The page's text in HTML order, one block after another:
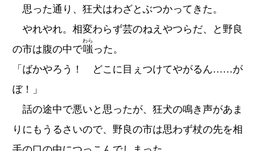
思った通り、狂犬はわざとぶつかってきた。
やれやれ。相変わらず芸のねえやつらだ、と野良
の市は腹の中で嗤
わら
った。
「ばかやろう！ どこに目ぇつけてやがるん……が
ぼ！」
話の途中で悪いと思ったが、狂犬の鳴き声があま
りにもうるさいので、野良の市は思わず杖の先を相